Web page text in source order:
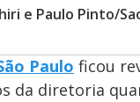
e Paulo Pinto/
Paulo ficou
da diretoria